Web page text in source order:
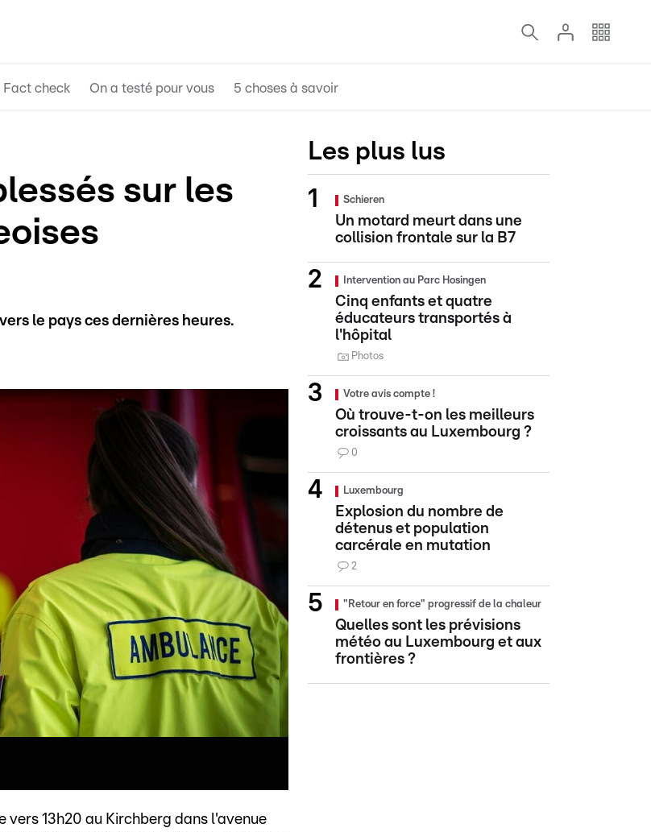
Fact check On a testé pour vous 5 choses à savoir
sur les
le pays ces dernières heures.
vers 13h20 au Kirchberg dans l'avenue
Les plus lus
Schieren
Un motard meurt dans une
collision frontale sur la B7
Intervention au Parc Hosingen
Cinq enfants et quatre
éducateurs transportés à
l'hôpital
Photos
Votre avis compte !
Où trouve-t-on les meilleurs
croissants au Luxembourg ?
0
Luxembourg
Explosion du nombre de
détenus et population
carcérale en mutation
2
"Retour en force" progressif de la chaleur
Quelles sont les prévisions
météo au Luxembourg et aux
frontières ?